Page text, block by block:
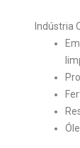
Indústria